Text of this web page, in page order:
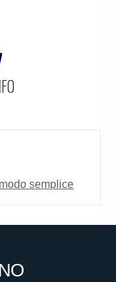
semplice